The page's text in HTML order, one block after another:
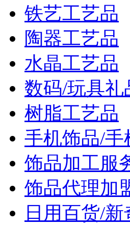
铁艺工艺品
陶器工艺品
水晶工艺品
数码/玩具礼
树脂工艺品
手机饰品/手
饰品加工服
饰品代理加
日用百货/新